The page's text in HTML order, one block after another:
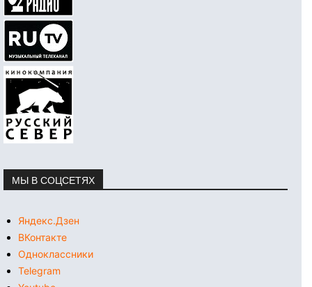
МЫ В СОЦСЕТЯХ
Яндекс.Дзен
ВКонтакте
Одноклассники
Telegram